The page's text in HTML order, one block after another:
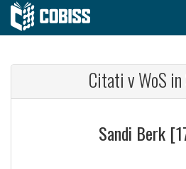
Citati v WoS in
Sandi Berk